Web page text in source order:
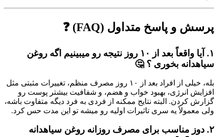
پرسش و پاسخ متداول (FAQ) ❓
۱. آیا واقعاً بعد از ۱۰ روز نتیجه رو میبینیم اگه روغن
سیاهدانه بخوری ؟ 🤔
بله، خیلی از افراد بعد از ۱۰ روز مصرف منظم، تغییرات مثبتی مثل
افزایش انرژی، بهبود خواب و هضم، و شفافیت بیشتر پوست رو
گزارش کردن. البته نتایج ممکنه از فردی به فرد دیگه متفاوت باشه،
ولی معمولاً یه سری تاثیرات اولیه رو میشه تو این مدت حس کرد.
۲. دوز مناسب برای مصرف روزانه روغن سیاهدانه